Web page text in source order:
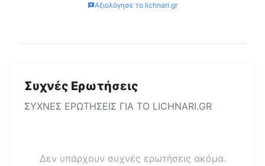
Αξιολόγησε το lichnari.gr
Συχνές Ερωτήσεις
ΣΥΧΝΕΣ ΕΡΩΤΗΣΕΙΣ ΓΙΑ ΤΟ LICHNARI.GR
Δεν υπάρχουν συχνές ερωτήσεις ακόμα.